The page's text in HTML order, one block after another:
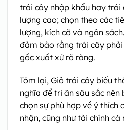
trái cây nhập khẩu hay trái
lượng cao; chọn theo các
lượng, kích cỡ và ngân
đảm bảo rằng trái cây
gốc xuất xứ rõ ràng.
Tóm lại, Giỏ trái cây biếu
nghĩa để tri ân sâu sắc nên
chọn sự phù hợp về ý thích
nhận, cũng như tài chính cá